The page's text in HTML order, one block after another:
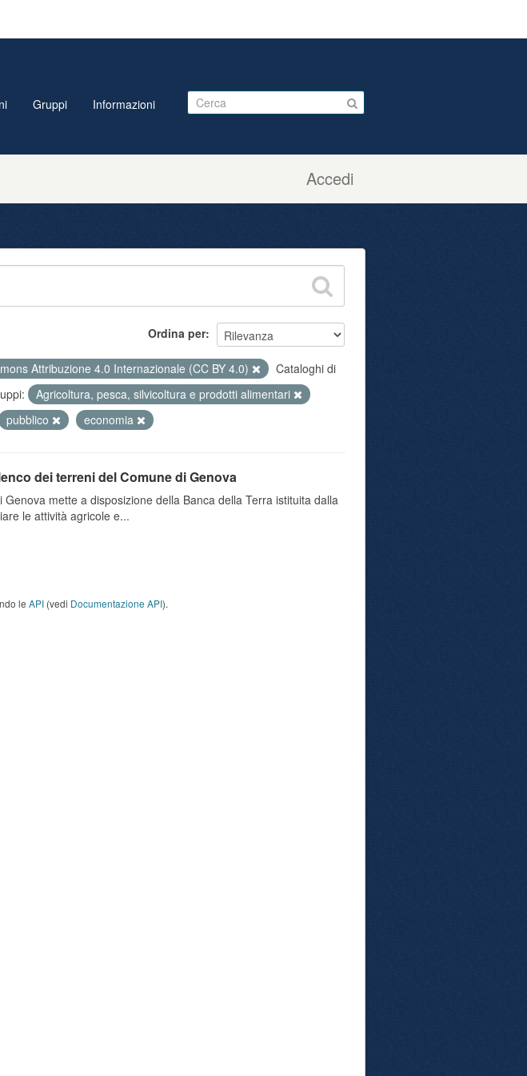
Accedi
Gruppi Informazioni
Ordina per
Attribuzione 4.0 Internazionale (CC BY 4.0)
Cataloghi di
Agricoltura, pesca, silvicoltura e prodotti alimentari
pubblico economia
dei terreni del Comune di Genova
mette a disposizione della Banca della Terra istituita dalla
le attività agricole e...
le API (vedi Documentazione API).